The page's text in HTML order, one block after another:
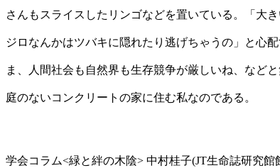
さんもスライスしたリンゴなどを置いている。「大
ジロなんかはツバキに隠れたり逃げちゃうの」と心配
ま、人間社会も自然界も生存競争が厳しいね、などと
庭のないコンクリートの家に住む私なのである。
学会コラム<緑と絆の木陰> 中村桂子(JT生命誌研究館